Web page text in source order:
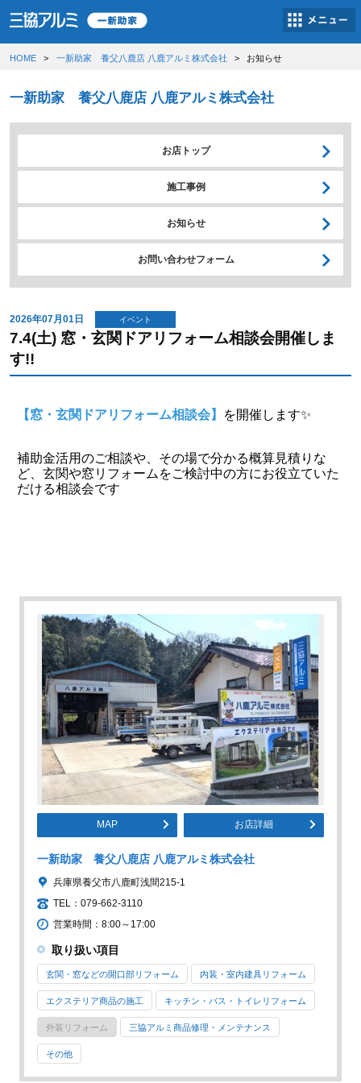
HOME 一新助家 養父八鹿店 八鹿アルミ株式会社 お知らせ
一新助家 養父八鹿店 八鹿アルミ株式会社
お店トップ
施工事例
お知らせ
お問い合わせフォーム
2026年07月01日 イベント
7.4(土) 窓・玄関ドアリフォーム相談会開催しま
す!!
MAP お店詳細
一新助家 養父八鹿店 八鹿アルミ株式会社
兵庫県養父市八鹿町浅間215-1
TEL：079-662-3110
営業時間：8:00～17:00
取り扱い項目
玄関・窓などの開口部リフォーム 内装・室内建具リフォーム
エクステリア商品の施工 キッチン・バス・トイレリフォーム
外装リフォーム 三協アルミ商品修理・メンテナンス
その他